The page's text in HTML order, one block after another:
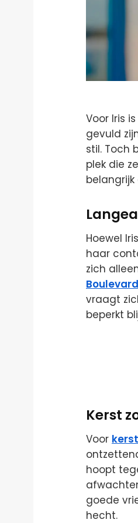
Voor Iris
gevuld
stil. Toch
plek die
Hoewel
haar
zich
Boulevard
vraagt
beperkt
Kerst
Voor kerst
hoopt
goede
hecht.